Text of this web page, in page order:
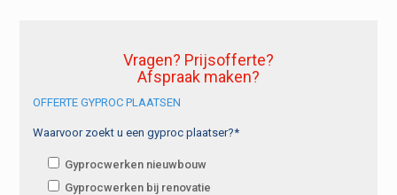
Vragen? Prijsofferte?
Afspraak maken?
OFFERTE GYPROC PLAATSEN
Waarvoor zoekt u een gyproc plaatser?*
Gyprocwerken nieuwbouw
Gyprocwerken bij renovatie